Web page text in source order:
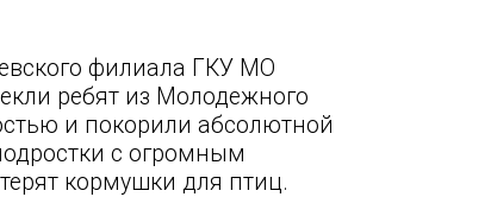
филиала ГКУ МО
ребят из Молодежного
и покорили абсолютной
с огромным
кормушки для птиц.